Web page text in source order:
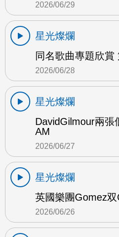
2026/06/29
星光燦爛
同名歌曲專題欣賞
2026/06/28
星光燦爛
DavidGilmour兩張
AM
2026/06/27
星光燦爛
英國樂團Gomez
2026/06/26